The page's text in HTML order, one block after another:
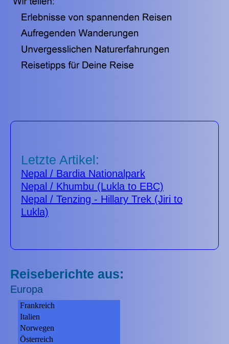
Letzte Artikel:
Nepal / Bardia Nationalpark
Nepal / Khumbu (Lukla to EBC)
Nepal / Tenzing - Hillary Trek (Jiri to
Lukla)
Reiseberichte aus:
Europa
Frankreich
Italien
Norwegen
Österreich